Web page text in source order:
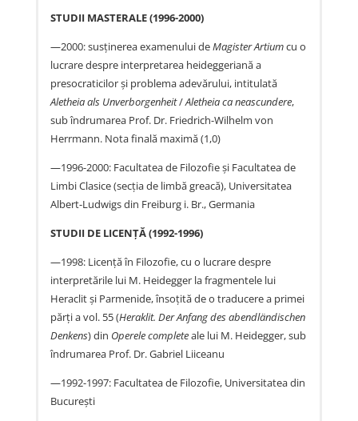
STUDII MASTERALE (1996-2000)
—2000: susţinerea examenului deMagister Artiumcu o
lucrare despre interpretarea heideggeriană a
presocraticilor şi problema adevărului, intitulată
Aletheia als Unverborgenheit/Aletheia ca neascundere,
sub îndrumarea Prof. Dr. Friedrich-Wilhelm von
Herrmann. Nota finală maximă (1,0)
—1996-2000: Facultatea de Filozofie şi Facultatea de
Limbi Clasice (secţia de limbă greacă), Universitatea
Albert-Ludwigs din Freiburg i. Br., Germania
STUDII DE LICENŢĂ (1992-1996)
—1998: Licenţă în Filozofie, cu o lucrare despre
interpretările lui M. Heidegger la fragmentele lui
Heraclit şi Parmenide, însoţită de o traducere a primei
părţi a vol. 55 (Heraklit. Der Anfang des abendländischen
Denkens) din Operele completeale lui M. Heidegger, sub
îndrumarea Prof. Dr. Gabriel Liiceanu
—1992-1997: Facultatea de Filozofie, Universitatea din
Bucureşti